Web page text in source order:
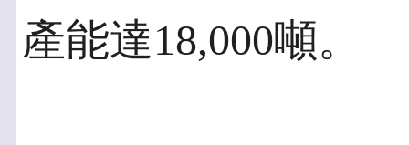
產能達18,000噸。